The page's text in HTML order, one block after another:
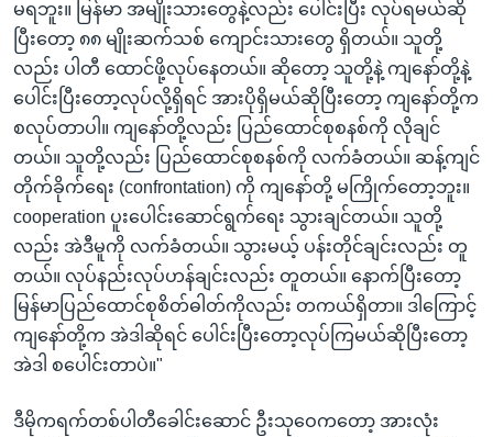
မရဘူး။ မြန်မာ အမျိုးသားတွေနဲ့လည်း ပေါင်းပြီး လုပ်ရမယ်ဆို
ပြီးတော့ ၈၈ မျိုးဆက်သစ် ကျောင်းသားတွေ ရှိတယ်။ သူတို့
လည်း ပါတီ ထောင်ဖို့လုပ်နေတယ်။ ဆိုတော့ သူတို့နဲ့ ကျနော်တို့နဲ့
ပေါင်းပြီးတော့လုပ်လို့ရှိရင် အားပိုရှိမယ်ဆိုပြီးတော့ ကျနော်တို့က
စလုပ်တာပါ။ ကျနော်တို့လည်း ပြည်ထောင်စုစနစ်ကို လိုချင်
တယ်။ သူတို့လည်း ပြည်ထောင်စုစနစ်ကို လက်ခံတယ်။ ဆန့်ကျင်
တိုက်ခိုက်ရေး (confrontation) ကို ကျနော်တို့ မကြိုက်တော့ဘူး။
cooperation ပူးပေါင်းဆောင်ရွက်ရေး သွားချင်တယ်။ သူတို့
လည်း အဲဒီမူကို လက်ခံတယ်။ သွားမယ့် ပန်းတိုင်ချင်းလည်း တူ
တယ်။ လုပ်နည်းလုပ်ဟန်ချင်းလည်း တူတယ်။ နောက်ပြီးတော့
မြန်မာပြည်ထောင်စုစိတ်ဓါတ်ကိုလည်း တကယ်ရှိတာ။ ဒါကြောင့်
ကျနော်တို့က အဲဒါဆိုရင် ပေါင်းပြီးတော့လုပ်ကြမယ်ဆိုပြီးတော့
အဲဒါ စပေါင်းတာပဲ။"
ဒီမိုကရက်တစ်ပါတီခေါင်းဆောင် ဦးသုဝေကတော့ အားလုံး